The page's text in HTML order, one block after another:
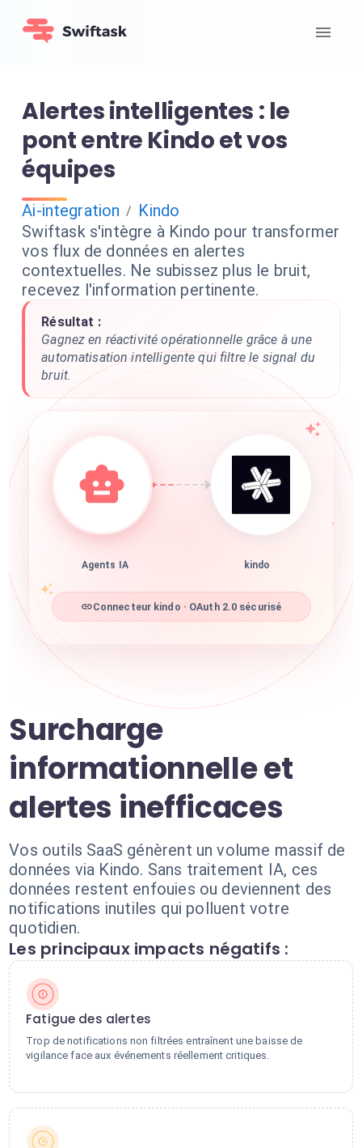
Alertes intelligentes : le
pont entre Kindo et vos
équipes
Ai-integration / Kindo
Swiftask s'intègre à Kindo pour transformer
vos flux de données en alertes
contextuelles. Ne subissez plus le bruit,
recevez l'information pertinente.
Résultat :
Gagnez en réactivité opérationnelle grâce à une
automatisation intelligente qui filtre le signal du
bruit.
Agents IA kindo
Connecteur kindo · OAuth 2.0 sécurisé
Surcharge
informationnelle et
alertes inefficaces
Vos outils SaaS génèrent un volume massif de
données via Kindo. Sans traitement IA, ces
données restent enfouies ou deviennent des
notifications inutiles qui polluent votre
quotidien.
Les principaux impacts négatifs :
Fatigue des alertes
Trop de notifications non filtrées entraînent une baisse de
vigilance face aux événements réellement critiques.